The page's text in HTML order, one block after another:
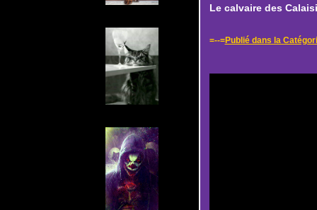
Le calvaire des
=--=Publié dans la